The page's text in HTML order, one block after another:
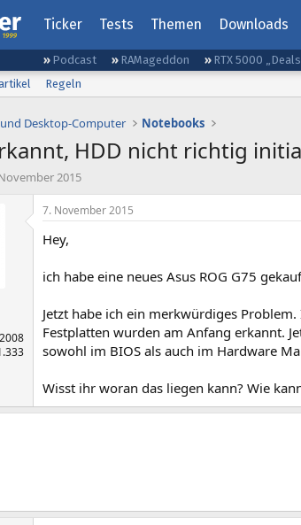
Ticker Tests Themen Downloads
Podcast RAMageddon RTX 5000
Regeln
Desktop-Computer Notebooks
HDD nicht richtig
2015
7. November 2015
Hey,
ich habe eine neues Asus ROG G75
Jetzt habe ich ein merkwürdiges
Festplatten wurden am Anfang erkannt.
sowohl im BIOS als auch im Hardware
Wisst ihr woran das liegen kann? Wie